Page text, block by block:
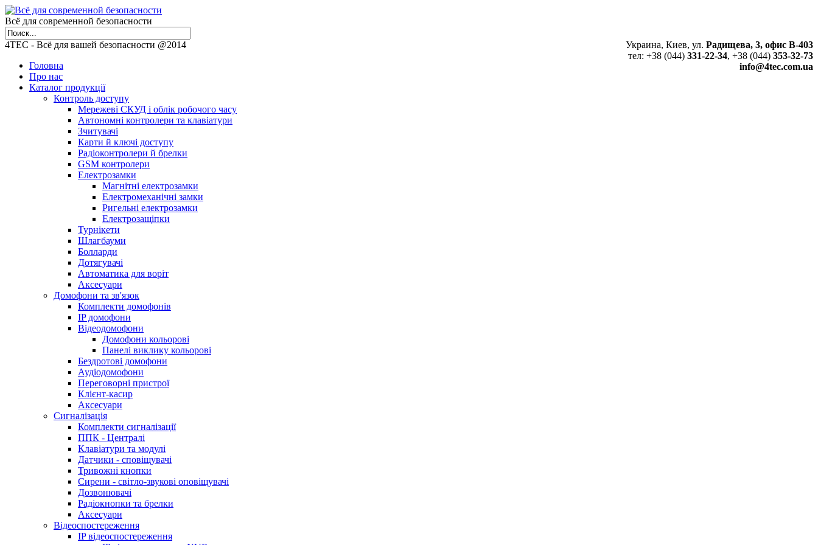
Всё для современной безопасности
Украина, Киев, ул. Радищева, 3, офис В-403
тел: +38 (044) 331-22-34, +38 (044) 353-32-73
info@4tec.com.ua
4TEC - Всё для вашей безопасности @2014
Головна
Про нас
Каталог продукції
Контроль доступу
Мережеві СКУД і облік робочого часу
Автономні контролери та клавіатури
Зчитувачі
Карти й ключі доступу
Радіоконтролери й брелки
GSM контролери
Електрозамки
Магнітні електрозамки
Електромеханічні замки
Ригельні електрозамки
Електрозащіпки
Турнікети
Шлагбауми
Болларди
Дотягувачі
Автоматика для воріт
Аксесуари
Домофони та зв'язок
Комплекти домофонів
IP домофони
Відеодомофони
Домофони кольорові
Панелі виклику кольорові
Бездротові домофони
Аудіодомофони
Переговорні пристрої
Клієнт-касир
Аксесуари
Сигналізація
Комплекти сигналізації
ППК - Централі
Клавіатури та модулі
Датчики - сповіщувачі
Тривожні кнопки
Сирени - світло-звукові оповіщувачі
Дозвонювачі
Радіокнопки та брелки
Аксесуари
Відеоспостереження
IP відеоспостереження